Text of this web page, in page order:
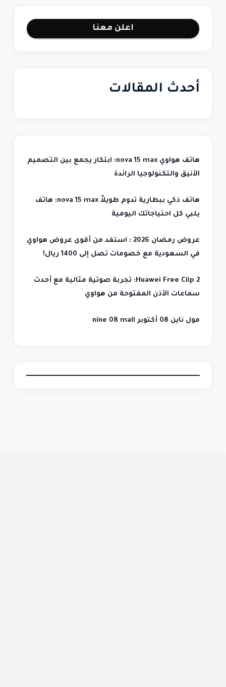
اعلن معنا
أحدث المقالات
هاتف هواوي nova 15 max: ابتكار يجمع بين التصميم
الأنيق والتكنولوجيا الرائدة
هاتف ذكي ببطارية تدوم طويلاً nova 15 max: هاتف
يلبي كل احتياجاتك اليومية
عروض رمضان 2026 : استفد من أقوى عروض هواوي
في السعودية مع خصومات تصل إلى 1400 ريال!
Huawei Free Clip 2: تجربة صوتية مثالية مع أحدث
سماعات الأذن المفتوحة من هواوي
مول ناين 08 أكتوبر nine 08 mall